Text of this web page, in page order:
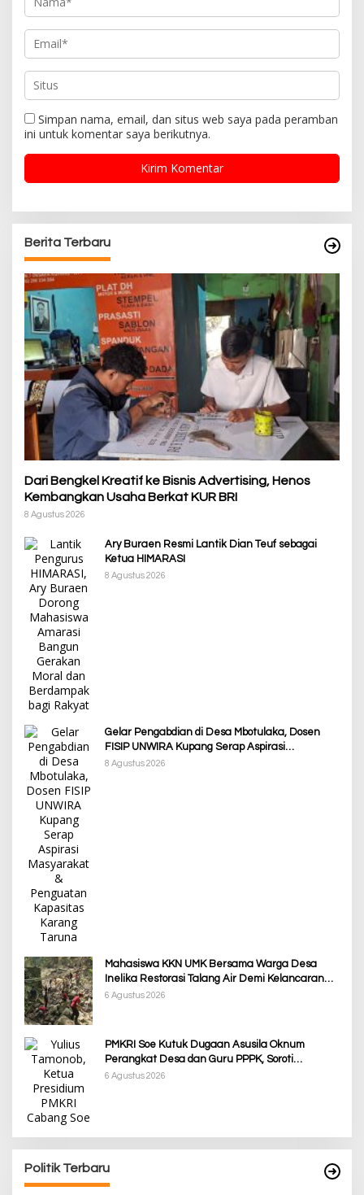
Simpan nama, email, dan situs web saya pada peramban
ini untuk komentar saya berikutnya.
Berita Terbaru
Dari Bengkel Kreatif ke Bisnis Advertising, Henos
Kembangkan Usaha Berkat KUR BRI
8 Agustus 2026
Ary Buraen Resmi Lantik Dian Teuf sebagai
Ketua HIMARASI
8 Agustus 2026
Gelar Pengabdian di Desa Mbotulaka, Dosen
FISIP UNWIRA Kupang Serap Aspirasi
Masyarakat & Penguatan Kapasitas Karang
8 Agustus 2026
Mahasiswa KKN UMK Bersama Warga Desa
Inelika Restorasi Talang Air Demi Kelancaran
Irigasi Sawah
6 Agustus 2026
PMKRI Soe Kutuk Dugaan Asusila Oknum
Perangkat Desa dan Guru PPPK, Soroti
Ketimpangan Penanganan Pemkab TTS
6 Agustus 2026
Politik Terbaru
Terima Bantuan Sembako dari Yayasan YNS
Di Berita, Berita Daerah, Ekonomi, Lainnya, Politik